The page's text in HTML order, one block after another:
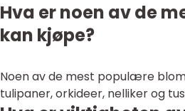
Hva er noen av de
kan kjøpe?
Noen av de mest populære
tulipaner, orkideer, nelliker og